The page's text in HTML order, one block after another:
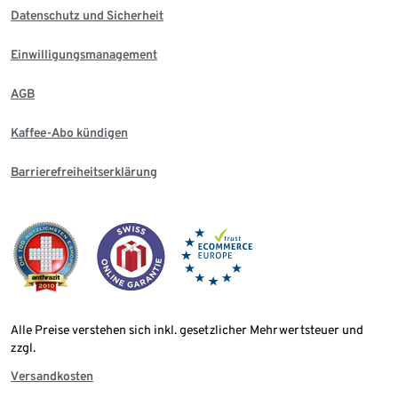
Datenschutz und Sicherheit
Einwilligungsmanagement
AGB
Kaffee-Abo kündigen
Barrierefreiheitserklärung
Alle Preise verstehen sich inkl. gesetzlicher Mehrwertsteuer und
zzgl.
Versandkosten